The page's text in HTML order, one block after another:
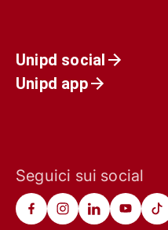
Unipd social
Unipd app
Seguici sui social